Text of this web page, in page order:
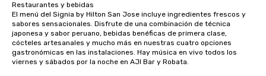
place at multiple restaurants, with
walking in between, there are
countless opportunities to interact
with different people when you sit
down at each venue and as you
Restaurantes y bebidas
El menú del Signia by Hilton San Jose incluye ingredientes frescos y
sabores sensacionales. Disfrute de una combinación de técnica
japonesa y sabor peruano, bebidas benéficas de primera clase,
cócteles artesanales y mucho más en nuestras cuatro opciones
gastronómicas en las instalaciones. Hay música en vivo todos los
viernes y sábados por la noche en AJI Bar y Robata.